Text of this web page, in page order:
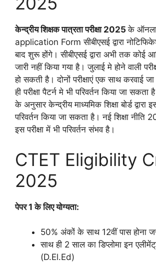
केन्द्रीय शिक्षक पात्रता परीक्षा 2025के
application Form सीबीएसई द्वारा
बाद शुरू होंगे। सीबीएसई द्वारा अभी तक कोई
जारी नहीं किया गया है। जुलाई मे होने वाली
हो सकती है। दोनों परीक्षाएं एक साथ करवाई
ही परीक्षा पैटर्न मे भी परिवर्तन किया जा सकता
के अनुसार केन्द्रीय माध्यमिक शिक्षा बोर्ड द्वारा
परिवर्तन किया जा सकता है। नई शिक्षा
इस परीक्षा में भी परिवर्तन संभव है।
CTET Eligibility
2025
पेपर 1 के लिए योग्यता:
50% अंकों के साथ 12वीं पास होना
साथ ही 2 साल का डिप्लोमा इन
(D.El.Ed)